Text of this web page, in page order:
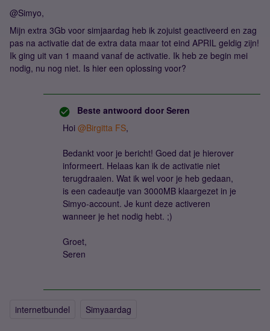
@Simyo,
Mijn extra 3Gb voor simjaardag heb ik zojuist geactiveerd en zag
pas na activatie dat de extra data maar tot eind APRIL geldig zijn!
Ik ging uit van 1 maand vanaf de activatie. Ik heb ze begin mei
nodig, nu nog niet. Is hier een oplossing voor?
Beste antwoord door Seren
Hoi ​ @Birgitta FS,
Bedankt voor je bericht! Goed dat je hierover
informeert. Helaas kan ik de activatie niet
terugdraaien. Wat ik wel voor je heb gedaan,
is een cadeautje van 3000MB klaargezet in je
Simyo-account. Je kunt deze activeren
wanneer je het nodig hebt. ;)
Groet,
Seren
internetbundel Simyaardag